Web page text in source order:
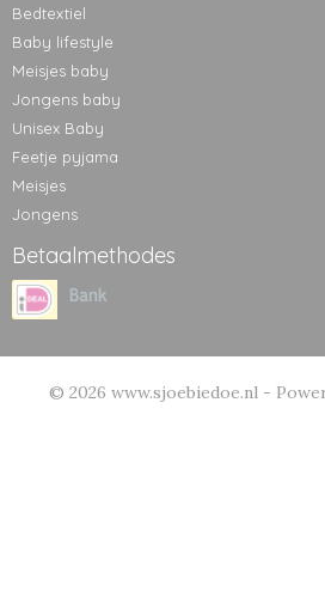
Bedtextiel
Baby lifestyle
Meisjes baby
Jongens baby
Unisex Baby
Feetje pyjama
Meisjes
Jongens
Betaalmethodes
© 2026 www.sjoebiedoe.nl -